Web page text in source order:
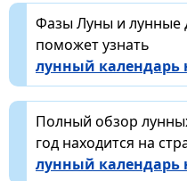
Фазы Луны и лунные
поможет узнать
лунный календарь
Полный обзор
год находится на
лунный календарь